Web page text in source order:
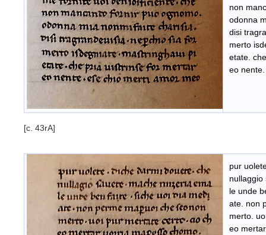
non
odonna
disi
merto
etate.
eo
[c. 43rA]
pur
nullaggio
le unde
ate. non
merto.
eo